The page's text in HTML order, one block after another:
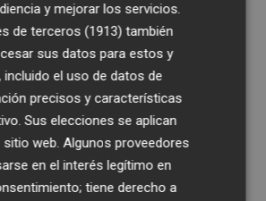
del 3,40% en el caso de las
unos meses la serie
tipos de interés desde
poner en marcha un
para validar los
de interés medio inicial
y mejorar los servicios.
de terceros (1913) también
sus datos para estos y
el uso de datos de
precisos y características
Sus elecciones se aplican
web. Algunos proveedores
en el interés legítimo en
tiene derecho a